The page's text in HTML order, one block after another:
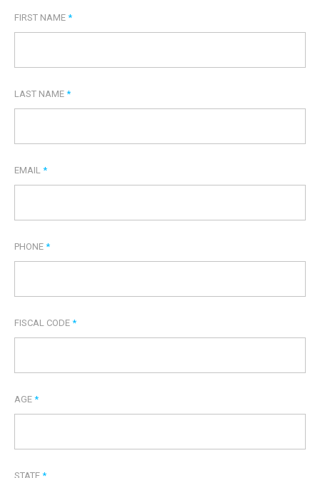
FIRST NAME *
LAST NAME *
EMAIL *
PHONE *
FISCAL CODE *
AGE *
STATE *